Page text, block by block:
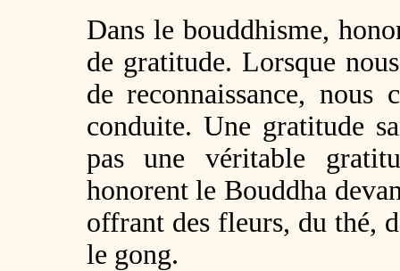
Dans le bouddhisme,
de gratitude. Lorsque
de reconnaissance, nous
conduite. Une gratitude
pas une véritable
honorent le Bouddha
offrant des fleurs, du thé,
le gong.